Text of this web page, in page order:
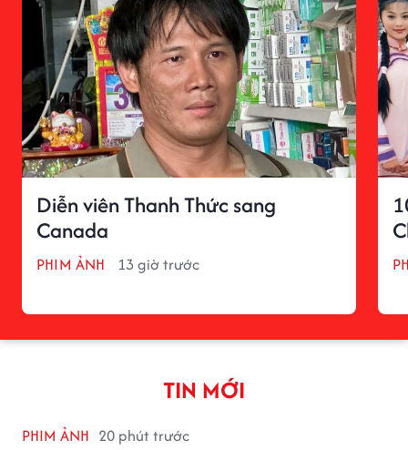
Diễn viên Thanh Thức sang
Canada
PHIM ẢNH 13 giờ trước
TIN MỚI
PHIM ẢNH 20 phút trước